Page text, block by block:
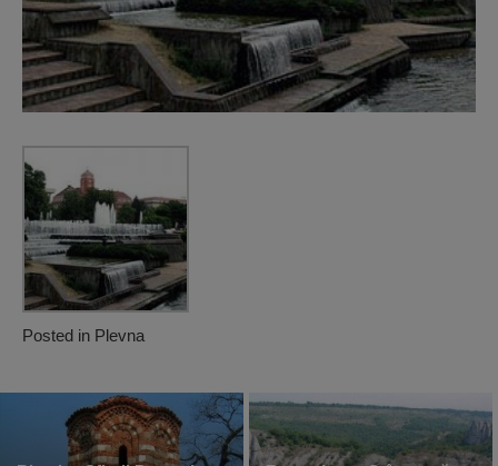
Posted in Plevna